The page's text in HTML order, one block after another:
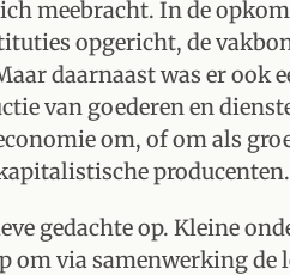
meebracht. In de
opgericht, de
daarnaast was er ook
van goederen en
om, of om als
producenten.
gedachte op. Kleine
om via samenwerking de